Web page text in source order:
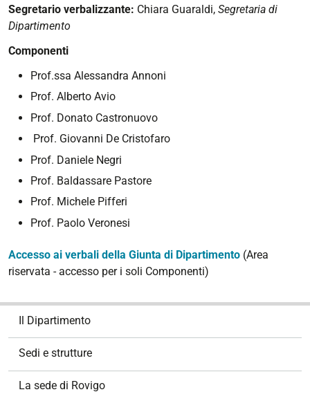
Segretario verbalizzante: Chiara Guaraldi, Segretaria di
Dipartimento
Componenti
Prof.ssa Alessandra Annoni
Prof. Alberto Avio
Prof. Donato Castronuovo
Prof. Giovanni De Cristofaro
Prof. Daniele Negri
Prof. Baldassare Pastore
Prof. Michele Pifferi
Prof. Paolo Veronesi
Accesso ai verbali della Giunta di Dipartimento (Area
riservata - accesso per i soli Componenti)
Il Dipartimento
Sedi e strutture
La sede di Rovigo